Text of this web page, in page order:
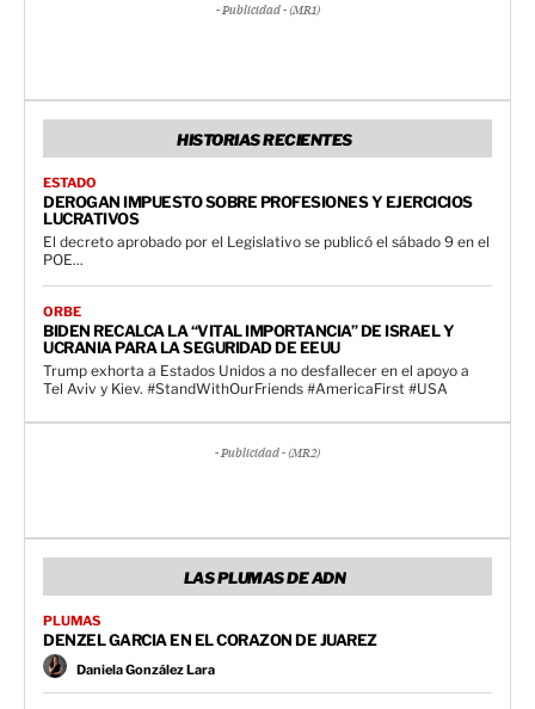
- Publicidad - (MR1)
HISTORIAS RECIENTES
ESTADO
DEROGAN IMPUESTO SOBRE PROFESIONES Y EJERCICIOS
LUCRATIVOS
El decreto aprobado por el Legislativo se publicó el sábado 9 en el
POE...
ORBE
BIDEN RECALCA LA “VITAL IMPORTANCIA” DE ISRAEL Y
UCRANIA PARA LA SEGURIDAD DE EEUU
Trump exhorta a Estados Unidos a no desfallecer en el apoyo a
Tel Aviv y Kiev. #StandWithOurFriends #AmericaFirst #USA
- Publicidad - (MR2)
LAS PLUMAS DE ADN
PLUMAS
DENZEL GARCIA EN EL CORAZON DE JUAREZ
Daniela González Lara